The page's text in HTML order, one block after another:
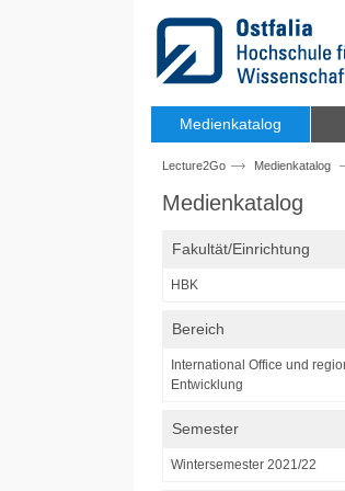
Medienkatalog
Lecture2Go Medienkatalog
Medienkatalog
Fakultät/Einrichtung
HBK
Bereich
International Office und
Entwicklung
Semester
Wintersemester 2021/22